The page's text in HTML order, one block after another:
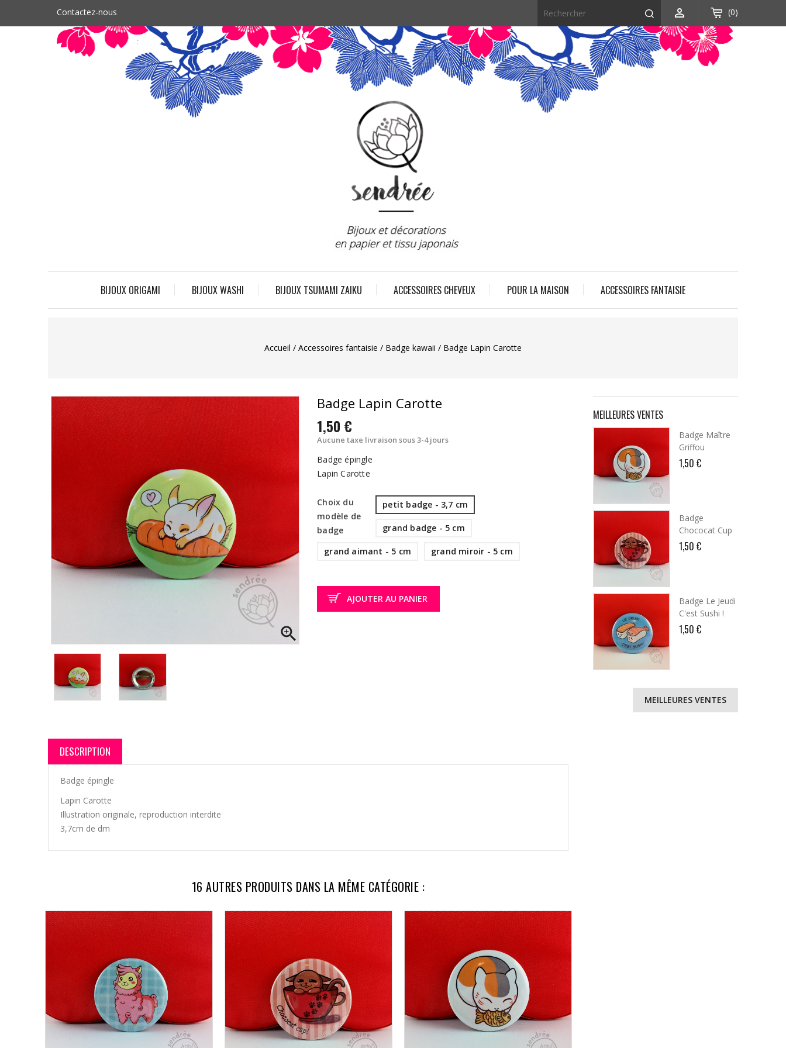
Contactez-nous  (0)
BIJOUX ORIGAMI BIJOUX WASHI BIJOUX TSUMAMI ZAIKU ACCESSOIRES CHEVEUX POUR LA MAISON ACCESSOIRES FANTAISIE
Accueil Accessoires fantaisie Badge kawaii Badge Lapin Carotte

Badge Lapin Carotte
1,50 €
Aucune taxe livraison sous 3-4 jours
Badge épingle
Lapin Carotte
Choix du
modèle de
badge
petit badge - 3,7 cm
grand badge - 5 cm
grand aimant - 5 cm grand miroir - 5 cm
AJOUTER AU PANIER
DESCRIPTION
Badge épingle
Lapin Carotte
Illustration originale, reproduction interdite
3,7cm de dm
16 AUTRES PRODUITS DANS LA MÊME CATÉGORIE :
MEILLEURES VENTES
Badge Maître
Griffou
1,50 €
Badge
Chococat Cup
1,50 €
Badge Le Jeudi
C'est Sushi !
1,50 €
MEILLEURES VENTES